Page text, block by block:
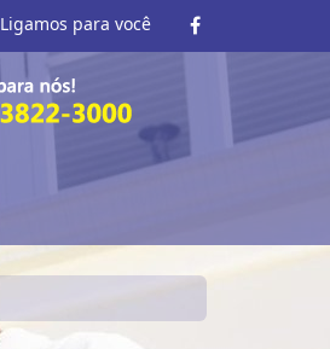
Ligamos para você